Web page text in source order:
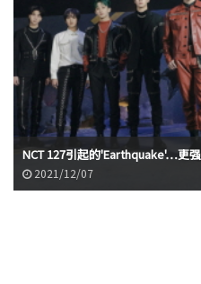
NCT 127引起的'Earthquake'…更
2021/12/07